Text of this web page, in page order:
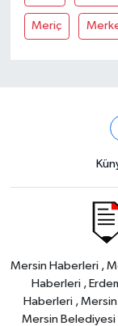
Meriç
Mersin Haberleri ,
Haberleri ,
Haberleri , Mersin
Mersin Belediyesi